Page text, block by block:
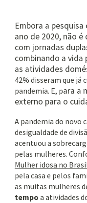
Embora a
ano de 2020, não
com jornadas
combinando a
as atividades
42% disseram que já
pandemia. E, para a
externo para o
A pandemia do novo
desigualdade de
acentuou a
pelas mulheres.
Mulher idosa no
pela casa e pelos
as muitas mulheres
tempo a atividades